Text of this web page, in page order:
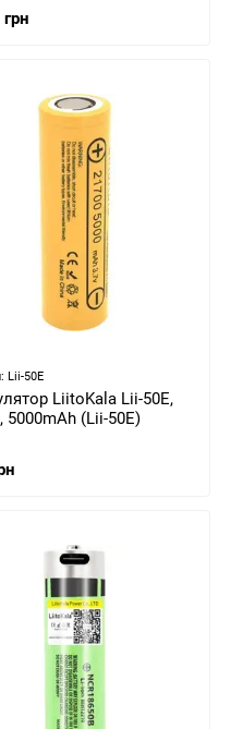
Lii-50E
LiitoKala Lii-50E,
5000mAh (Lii-50E)